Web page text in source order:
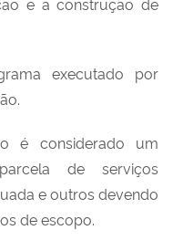
executado por
é considerado um
de serviços
e outros devendo
de escopo.